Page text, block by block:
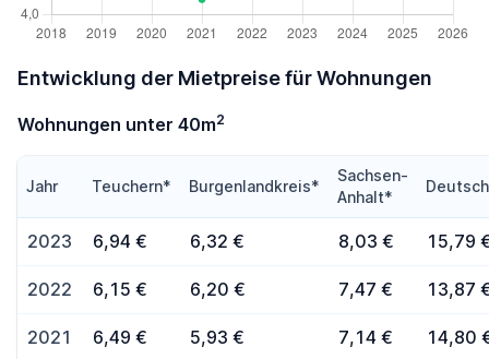
Entwicklung der Mietpreise für Wohnungen
Wohnungen unter 40m2
Jahr Teuchern* Burgenlandkreis*
Sachsen-
Anhalt*
2023 6,94 € 6,32 € 8,03 € 15,79
2022 6,15 € 6,20 € 7,47 € 13,87
2021 6,49 € 5,93 € 7,14 € 14,80